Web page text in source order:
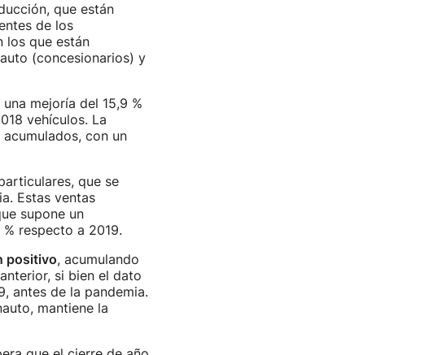
que están
de los
los que están
(concesionarios) y
mejoría del 15,9 %
vehículos. La
con un
que se
Estas ventas
supone un
respecto a 2019.
positivo, acumulando
si bien el dato
antes de la pandemia.
mantiene la